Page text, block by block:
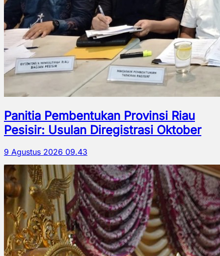
Panitia Pembentukan Provinsi Riau
Pesisir: Usulan Diregistrasi Oktober
9 Agustus 2026 09.43